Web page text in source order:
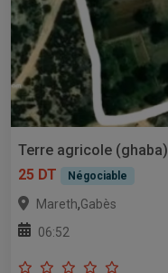
Terre agricole (ghaba)
25 DT
Négociable
Mareth,Gabès
06:52